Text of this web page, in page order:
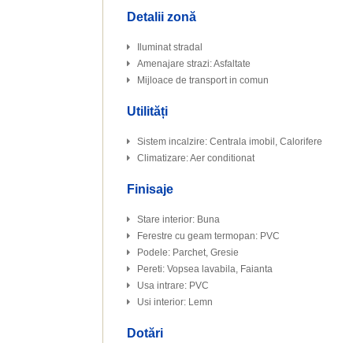
Detalii zonă
Iluminat stradal
Amenajare strazi: Asfaltate
Mijloace de transport in comun
Utilități
Sistem incalzire: Centrala imobil, Calorifere
Climatizare: Aer conditionat
Finisaje
Stare interior: Buna
Ferestre cu geam termopan: PVC
Podele: Parchet, Gresie
Pereti: Vopsea lavabila, Faianta
Usa intrare: PVC
Usi interior: Lemn
Dotări